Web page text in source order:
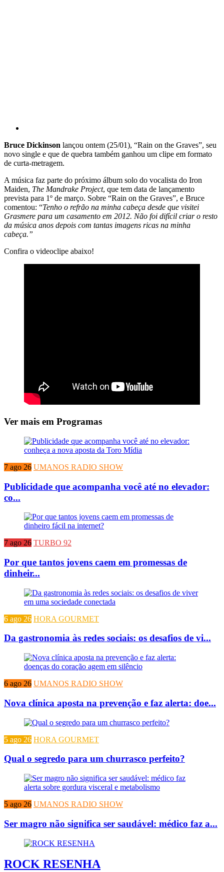
Bruce Dickinson lançou ontem (25/01), “Rain on the Graves”, seu
novo single e que de quebra também ganhou um clipe em formato
de curta-metragem.
A música faz parte do próximo álbum solo do vocalista do Iron
Maiden, The Mandrake Project, que tem data de lançamento
prevista para 1º de março. Sobre “Rain on the Graves”, e Bruce
comentou: “Tenho o refrão na minha cabeça desde que visitei
Grasmere para um casamento em 2012. Não foi difícil criar o resto
da música anos depois com tantas imagens ricas na minha
cabeça.”
Confira o videoclipe abaixo!
Ver mais em Programas
7 ago 26 UMANOS RADIO SHOW
Publicidade que acompanha você até no elevador:
co...
7 ago 26 TURBO 92
Por que tantos jovens caem em promessas de
dinheir...
6 ago 26 HORA GOURMET
Da gastronomia às redes sociais: os desafios de vi...
6 ago 26 UMANOS RADIO SHOW
Nova clínica aposta na prevenção e faz alerta: doe...
5 ago 26 HORA GOURMET
Qual o segredo para um churrasco perfeito?
5 ago 26 UMANOS RADIO SHOW
Ser magro não significa ser saudável: médico faz a...
ROCK RESENHA